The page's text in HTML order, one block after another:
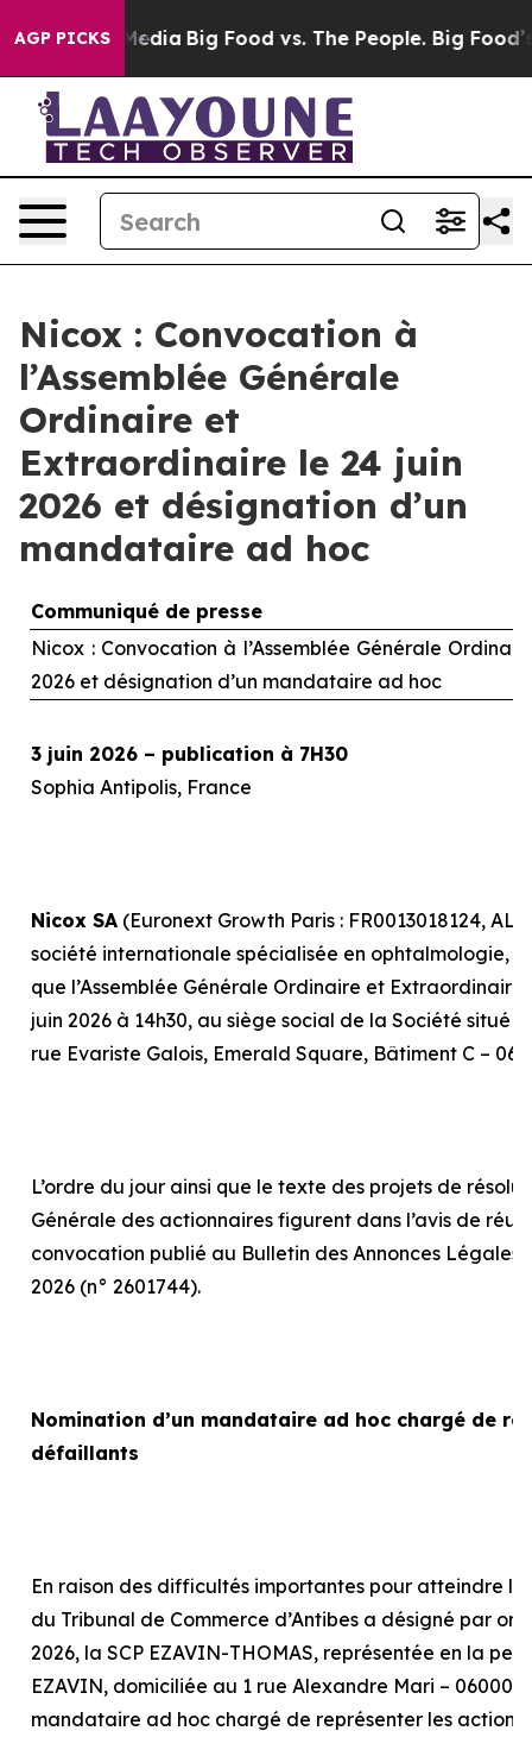
AGP PICKS
Media Big Food vs. The People. Big Food’s
Nicox : Convocation à
l’Assemblée Générale
Ordinaire et
Extraordinaire le 24 juin
2026 et désignation d’un
mandataire ad hoc
Communiqué de presse
Nicox : Convocation à l’Assemblée Générale
2026 et désignation d’un mandataire ad hoc
3 juin 2026 – publication à 7H30
Sophia Antipolis, France
Nicox SA (Euronext Growth Paris : FR0013018124,
société internationale spécialisée en ophtalmologie,
que l’Assemblée Générale Ordinaire et
juin 2026 à 14h30, au siège social de la Société situé
rue Evariste Galois, Emerald Square, Bâtiment C –
L’ordre du jour ainsi que le texte des projets de
Générale des actionnaires figurent dans l’avis de
convocation publié au Bulletin des Annonces Légales
2026 (n° 2601744).
Nomination d’un mandataire ad hoc chargé de
défaillants
En raison des difficultés importantes pour atteindre le
du Tribunal de Commerce d’Antibes a désigné par
2026, la SCP EZAVIN-THOMAS, représentée en la
EZAVIN, domiciliée au 1 rue Alexandre Mari – 06000
mandataire ad hoc chargé de représenter les